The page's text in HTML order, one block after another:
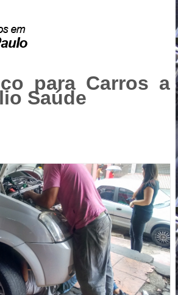
para Carros a
Saúde